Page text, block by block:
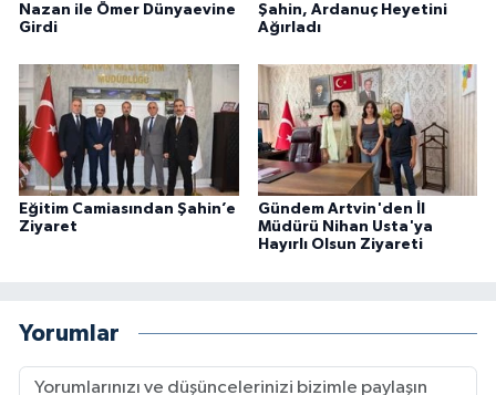
Nazan ile Ömer Dünyaevine
Girdi
Şahin, Ardanuç Heyetini
Ağırladı
Eğitim Camiasından Şahin’e
Ziyaret
Gündem Artvin'den İl
Müdürü Nihan Usta'ya
Hayırlı Olsun Ziyareti
Yorumlar